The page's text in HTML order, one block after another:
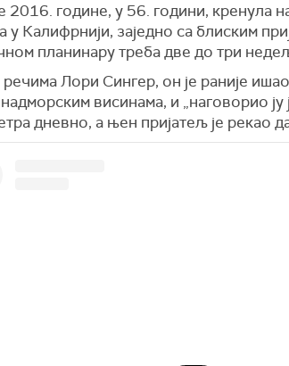
2016. године, у 56. години, кренула
у Калифрнији, заједно са блиским
планинару треба две до три
Лори Сингер, он је раније
висинама, и „наговорио
дневно, а њен пријатељ је рекао